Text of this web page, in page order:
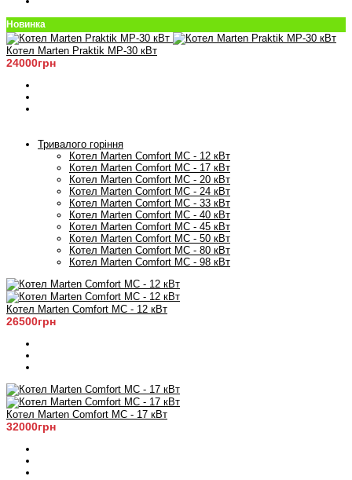
Новинка
Котел Marten Praktik MP-30 кВт
24000грн
Тривалого горіння
Котел Marten Comfort MC - 12 кВт
Котел Marten Comfort MC - 17 кВт
Котел Marten Comfort MC - 20 кВт
Котел Marten Comfort MC - 24 кВт
Котел Marten Comfort MC - 33 кВт
Котел Marten Comfort MC - 40 кВт
Котел Marten Comfort MC - 45 кВт
Котел Marten Comfort MC - 50 кВт
Котел Marten Comfort MC - 80 кВт
Котел Marten Comfort MC - 98 кВт
Котел Marten Comfort MC - 12 кВт
26500грн
Котел Marten Comfort MC - 17 кВт
32000грн